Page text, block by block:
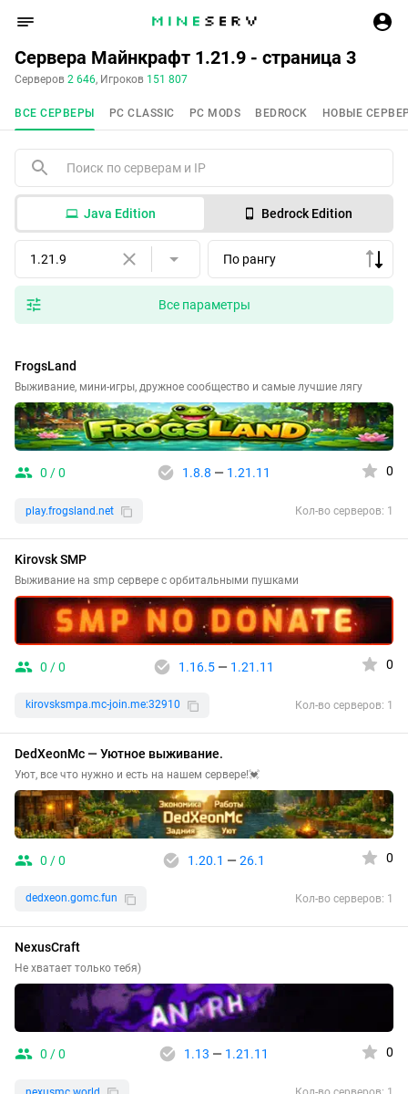
Сервера Майнкрафт 1.21.9 - страница 3
Серверов 2 646, Игроков 151 807
ВСЕ СЕРВЕРЫ PC CLASSIC PC MODS BEDROCK НОВЫЕ
Java Edition Bedrock Edition
1.21.9 По рангу
Все параметры
FrogsLand
Выживание, мини-игры, дружное сообщество и самые лучшие лягу
0 / 0 1.8.8 — 1.21.11 0
play.frogsland.net Кол-во серверов: 1
Kirovsk SMP
Выживание на smp сервере с орбитальными пушками
0 / 0 1.16.5— 1.21.11 0
kirovsksmpa.mc-join.me:32910 Кол-во серверов: 1
DedXeonMc — Уютное выживание.
Уют, все что нужно и есть на нашем сервере!💓
0 / 0 1.20.1 — 26.1 0
dedxeon.gomc.fun Кол-во серверов: 1
NexusCraft
Не хватает только тебя)
0 / 0 1.13 — 1.21.11 0